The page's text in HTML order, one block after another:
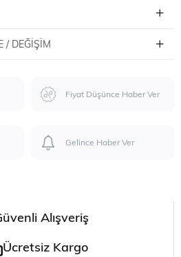
/ DEĞIŞIM
Fiyat Düşünce Haber Ver
Gelince Haber Ver
Alışveriş
Ücretsiz Kargo